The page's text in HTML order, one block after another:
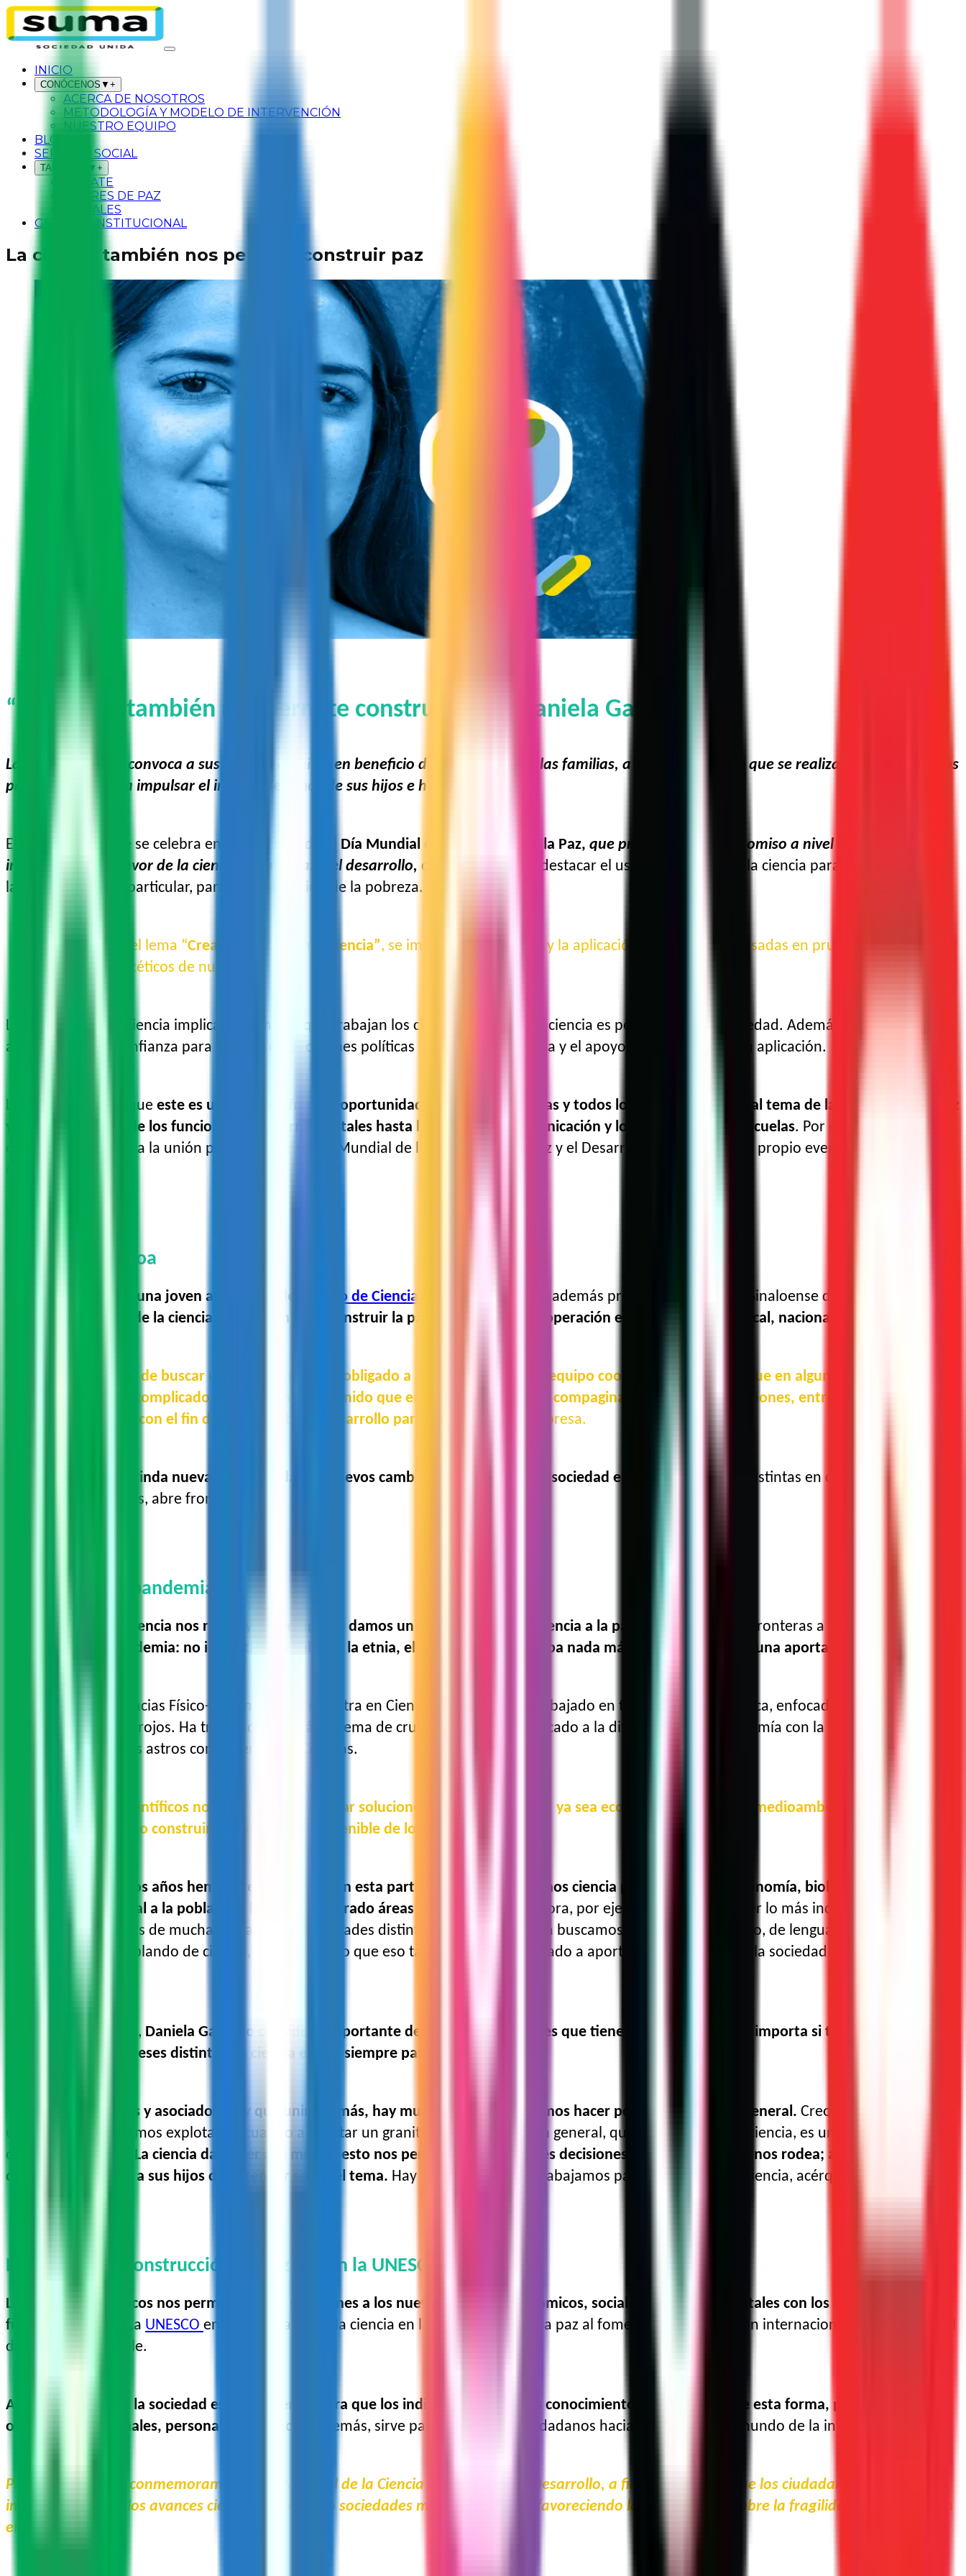
INICIO
CONÓCENOS ▼ +
ACERCA DE NOSOTROS
METODOLOGÍA Y MODELO DE INTERVENCIÓN
NUESTRO EQUIPO
BLOG
SERVICIO SOCIAL
TALLERES ▼ +
SÚMATE
LÍDERES DE PAZ
MURALES
GESTIÓN INSTITUCIONAL
La ciencia también nos permite construir paz
“La ciencia también nos permite construir paz”: Daniela Gallardo
La joven científica convoca a sus colegas a unirse en beneficio de la población; a las familias, a interesarse en lo que se realiza en ciencia, y a los
padres y madres, a impulsar el interés científico de sus hijos e hijas.
El 10 de noviembre se celebra en todo el mundo el Día Mundial de la Ciencia para la Paz, que promueve el compromiso a nivel nacional e
internacional en favor de la ciencia para la paz y el desarrollo, con el objetivo de destacar el uso responsable de la ciencia para el beneficio de
las sociedades, en particular, para la erradicación de la pobreza.
Este año, bajo el lema “Crear confianza en la ciencia”, se impulsa el desarrollo y la aplicación de soluciones basadas en pruebas para los
desafíos polifacéticos de nuestro mundo.
La confianza en la ciencia implica la forma en que trabajan los científicos y cómo la ciencia es percibida por la sociedad. Además, promueve el
aumento de esa confianza para la toma de decisiones políticas basadas en la ciencia y el apoyo de la sociedad a su aplicación.
señala que este es un día que ofrece la oportunidad de movilizar a todas y todos los actores en torno al tema de la ciencia para la paz
y el desarrollo
desde los funcionarios gubernamentales hasta los medios de comunicación y los alumnos de las escuelas. Por ello,
organización anima a la unión para celebrar el Día Mundial de la Ciencia para la Paz y el Desarrollo organizando su propio evento o actividad ese
Ciencia en Sinaloa
Daniela Gallardo es una joven académica del Centro de Ciencias de Sinaloa (CCS)
, y además preside la Asociación Sinaloense de Astronomía.
el papel de la ciencia es también el de construir la paz al fomentar la cooperación entre cierto sector local, nacional o internacional.
“Esta inquietud de buscar una solución nos ha obligado a hacer un trabajo en equipo cooperativo, que creo que en algunos ámbitos
puede ser algo complicado, entonces hemos tenido que encontrar la forma de compaginar bien entre instituciones, entre científicos de
distintas áreas, con el fin de lograr un buen desarrollo para la comunidad”
, expresa.
La ciencia, añade, brinda nuevas oportunidades, nuevos cambios de acción para la sociedad en general,
visiones distintas en cuanto a inversión
del tiempo y, además, abre fronteras.
Un ejemplo, la pandemia
Pensamos que la ciencia nos rodea y no siempre le damos un enfoque como de ciencia a la paz.
Se trata de abrir fronteras a través de la ciencia.
Por ejemplo, la pandemia: no importaba la cultura, la etnia, el género, no importaba nada más, sino que tuvieras una aportación”
La licenciada en Ciencias Físico-matemáticas y maestra en Ciencias Biológicas ha trabajado en temas de Física médica, enfocados principalmente a
la sangre y glóbulos rojos. Ha trabajado además el tema de crustáceos y se ha dedicado a la divulgación de astronomía con la que también realiza
observaciones de los astros con el Centro de Ciencias.
“Los avances científicos nos han permitido hallar soluciones a nuevos desafíos, ya sea económicos, sociales o medioambientales, con los
que se ha podido construir un futuro más sostenible de lo que se conocía”.
En estos últimos dos años hemos crecido mucho en esta parte. Si bien divulgábamos ciencia para acercar la astronomía, biología, la ciencia y
tecnología en general a la población, hemos encontrado áreas de oportunidad
. Ahora, por ejemplo, intentamos ser lo más incluyentes posible,
invitar conferencistas de muchas áreas, con capacidades distintas a nosotros; ahora buscamos talleres, por ejemplo, de lenguaje de señas
mexicanas, pero hablando de ciencia, entonces, creo que eso también nos ha ayudado a aportar un granito más a la sociedad y dar más
Dentro de todo esto, Daniela Gallardo considera importante decir a las y los jóvenes que tienen más opciones, no importa si tienen alguna
discapacidad o intereses distintos; la ciencia estará siempre para todos.
o le diría a colegas y asociados: hay que unirnos más, hay mucho más que podemos hacer por la población en general. Creo que la ciencia es
un medio que podemos explotar en cuando a aportar un granito. A la población en general, que se acerquen a la ciencia, es un lugar muy bonito
que brinda mucho. La ciencia da poder a la mente, esto nos permite tomar mejores decisiones para el medio que nos rodea; a los papás, que
den la oportunidad a sus hijos de aprender sobre el tema. Hay instituciones que trabajamos para acercarlos a la ciencia, acérquense”, convoca.
La ciencia y la construcción de paz, según la UNESCO
Los avances científicos nos permiten hallar soluciones a los nuevos desafíos económicos, sociales y medioambientales con los que construir un
futuro sostenible.
La UNESCO enfatiza el papel de la ciencia en la construcción de la paz al fomentar la cooperación internacional para alcanzar el
desarrollo sostenible.
Acercar la ciencia a la sociedad es fundamental para que los individuos tengan los conocimientos necesarios y, de esta forma, puedan elegir sus
opciones profesionales, personales y políticas.
Además, sirve para atraer a los ciudadanos hacia el apasionante mundo de la investigación.
Por ello, cada año conmemoramos el Día Mundial de la Ciencia para la Paz y el Desarrollo, a fin de promover que los ciudadanos estén
informados sobre los avances científicos, creando sociedades más sostenibles y favoreciendo la comprensión sobre la fragilidad del planeta en
el que vivimos.